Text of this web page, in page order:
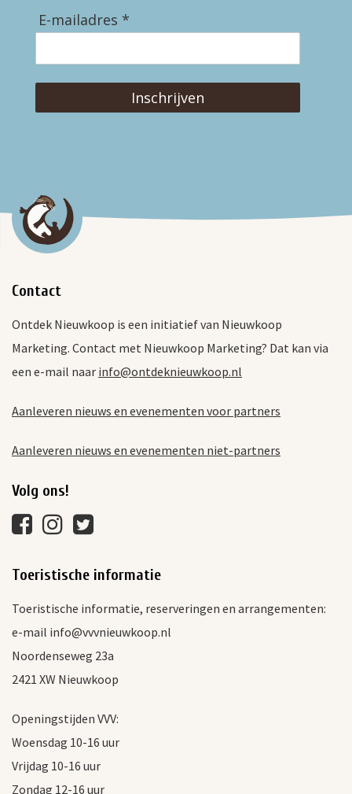
E-mailadres *
Inschrijven
Contact
Ontdek Nieuwkoop is een initiatief van Nieuwkoop
Marketing. Contact met Nieuwkoop Marketing? Dat kan via
een e-mail naar info@ontdeknieuwkoop.nl
Aanleveren nieuws en evenementen voor partners
Aanleveren nieuws en evenementen niet-partners
Volg ons!
Toeristische informatie
Toeristische informatie, reserveringen en arrangementen:
e-mail info@vvvnieuwkoop.nl
Noordenseweg 23a
2421 XW Nieuwkoop
Openingstijden VVV:
Woensdag 10-16 uur
Vrijdag 10-16 uur
Zondag 12-16 uur